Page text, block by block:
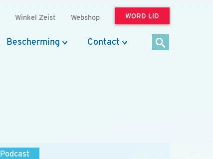
Winkel Zeist Webshop WORD LID
Bescherming Contact
Podcast